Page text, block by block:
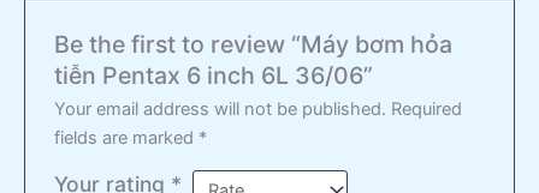
Be the first to review “Máy bơm hỏa
tiễn Pentax 6 inch 6L 36/06”
Your email address will not be published. Required
fields are marked *
Your rating *